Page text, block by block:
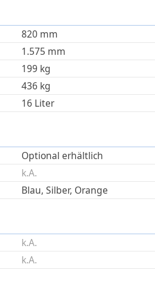
820 mm
1.575 mm
199 kg
436 kg
16 Liter
Optional erhältlich
k.A.
Blau, Silber, Orange
k.A.
k.A.